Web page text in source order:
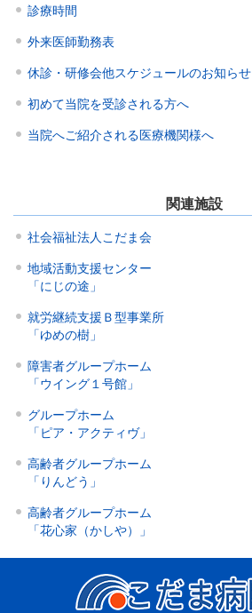
診療時間
外来医師勤務表
休診・研修会他スケジュールのお知らせ
初めて当院を受診される方へ
当院へご紹介される医療機関様へ
関連施設
社会福祉法人こだま会
地域活動支援センター
「にじの途」
就労継続支援Ｂ型事業所
「ゆめの樹」
障害者グループホーム
「ウイング１号館」
グループホーム
「ピア・アクティヴ」
高齢者グループホーム
「りんどう」
高齢者グループホーム
「花心家（かしや）」